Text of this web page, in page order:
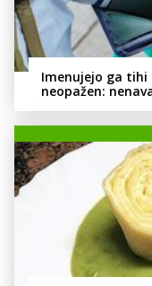
Imenujejo ga tihi
neopažen: